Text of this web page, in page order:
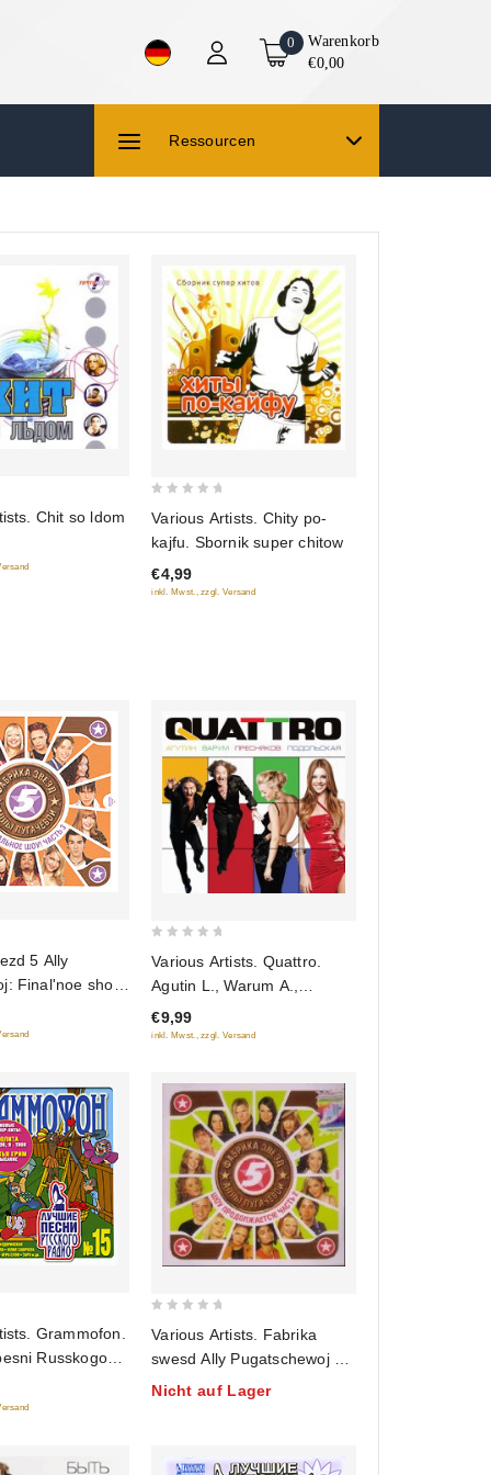
0
Warenkorb
€0,00
Ressourcen
Chit so ldom
of
5
Various Artists. Chity po-
kajfu. Sbornik super chitow
€4,99
inkl. Mwst., zzgl. Versand
5 Ally
Final'noe shou!
of
5
Various Artists. Quattro.
Agutin L., Warum A.,
Presnjakow W., Podolskaja
N. (mp3)
€9,99
inkl. Mwst., zzgl. Versand
Grammofon.
Russkogo
15
of
5
Various Artists. Fabrika
swesd Ally Pugatschewoj 5.
Schou prodolschaetsja.
Nicht auf Lager